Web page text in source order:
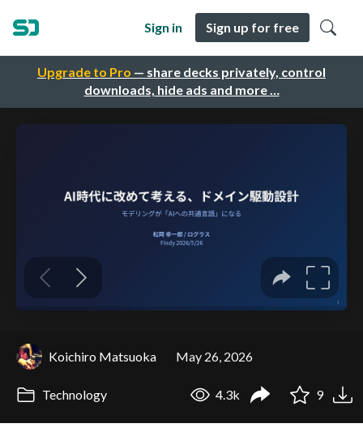
Upgrade to Pro — share decks privately, control
downloads, hide ads and more …
Sign in Sign up for free
Koichiro Matsuoka May 26, 2026
Technology 4.3k 9